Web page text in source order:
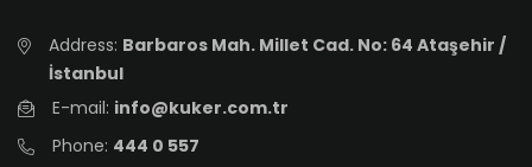
Address: Barbaros Mah. Millet Cad. No: 64 Ataşehir /
İstanbul
E-mail: info@kuker.com.tr
Phone: 444 0 557